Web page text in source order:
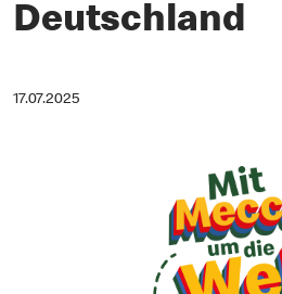
Deutschland
17.07.2025